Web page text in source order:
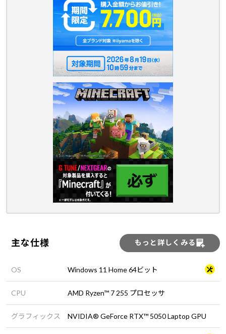
主な仕様 もっと詳しくみる
OS Windows 11 Home 64ビット
CPU AMD Ryzen™ 7 255 プロセッサ
グラフィックス NVIDIA® GeForce RTX™ 5050 Laptop GPU